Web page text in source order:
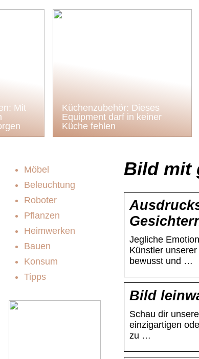
Mit
Küchenzubehör: Dieses
Equipment darf in keiner
Küche fehlen
Bild mit
Jegliche
Künstler
bewusst und …
Bild
Schau dir
einzigartigen
zu …
Möbel
Beleuchtung
Roboter
Pflanzen
Heimwerken
Bauen
Konsum
Tipps